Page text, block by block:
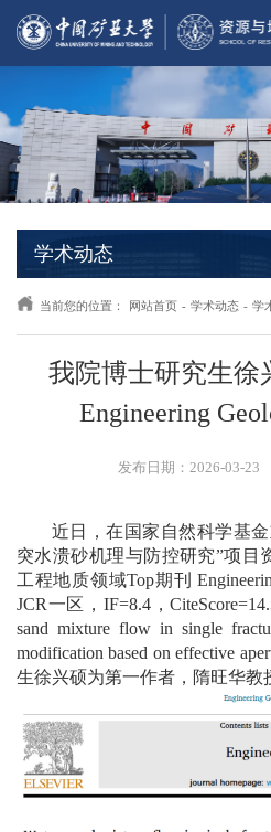
学术动态
当前您的位置： 网站首页 - 学术动态 - 学
我院博士研究生徐
Engineering
发布日期：2026-03-23
近日，在国家自然科学基
突水溃砂机理与防控研究”项目
工程地质领域Top期刊
JCR一区， IF=8.4，
sand mixture flow in single
modification based on effective
生徐兴硕为第一作者，隋旺华教